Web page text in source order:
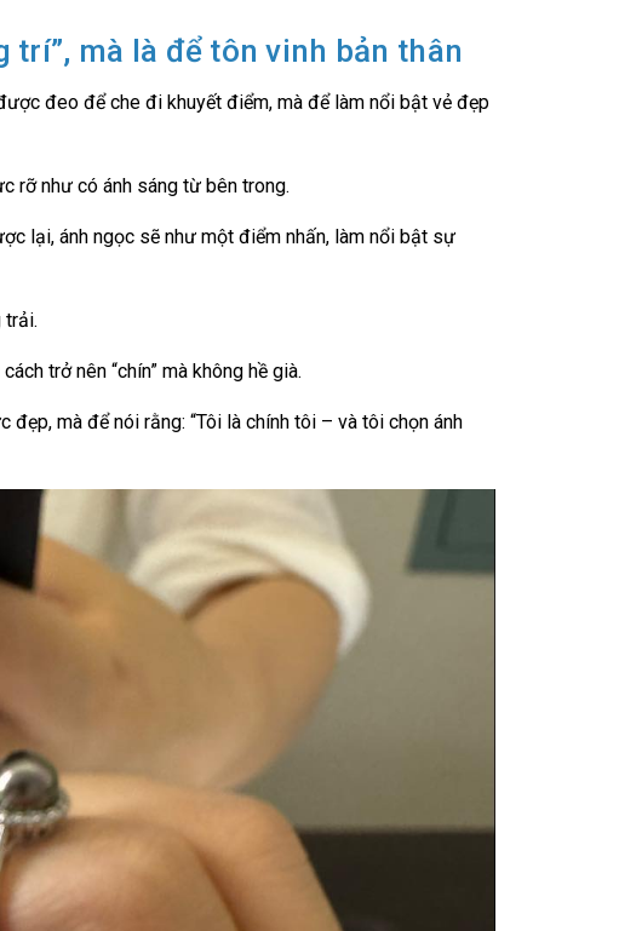
mà là để tôn vinh bản thân
đeo để che đi khuyết điểm, mà để làm nổi bật vẻ đẹp
rỡ như có ánh sáng từ bên trong.
lại, ánh ngọc sẽ như một điểm nhấn, làm nổi bật sự
trải.
trở nên “chín” mà không hề già.
mà để nói rằng: “Tôi là chính tôi – và tôi chọn ánh